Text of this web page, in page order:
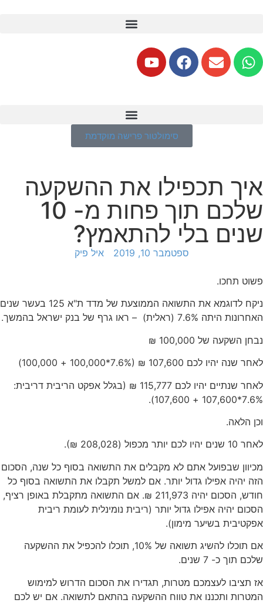
סימולטור פרישה מוקדמת
איך תכפילו את ההשקעה
שלכם תוך פחות מ- 10
שנים בלי להתאמץ?
ספטמבר 10, 2019 איל פיק
פשוט תחכו.
ניקח לדוגמא את התשואה הממוצעת של מדד ת"א 125 בעשר שנים
האחרונות היתה 7.6% (ראלית) – ראו גרף של בנק ישראל בהמשך.
נבחן השקעה של 100,000 ₪
לאחר שנה יהיו לכם 107,600 ₪ (7.6%*100,000 + 100,000)
לאחר שנתיים יהיו לכם 115,777 ₪ (בגלל אפקט הריבית דריבית:
7.6%*107,600 + 107,600).
וכן הלאה.
לאחר 10 שנים יהיו לכם יותר מכפול (208,028 ₪).
מכיוון שבפועל אתם לא מקבלים את התשואה בסוף כל שנה, הסכום
הזה יהיה אפילו גדול יותר. אם למשל תקבלו את התשואה בסוף כל
חודש, הסכום יהיה 211,973 ₪. אם התשואה מתקבלת באופן רציף,
הסכום יהיה אפילו גדול יותר (ריבית נומינלית לעומת ריבית
אפקטיבית בשיער מימון).
אם תוכלו להשיג תשואה של 10%, תוכלו להכפיל את ההשקעה
שלכם תוך כ- 7 שנים.
אז תציבו לעצמכם מטרות, תגדירו את הסכום הדרוש למימוש
המטרות ותכננו את טווח ההשקעה בהתאם לתשואה. אם יש לכם